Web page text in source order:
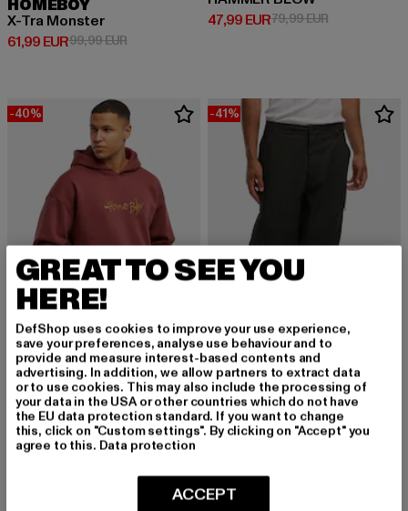
HOMEBOY
X-Tra Monster
61,99 EUR
Derzeitiger Preis: 61,99 EUR
99,99 EURAktionspreis: 99,99 EUR
47,99 EUR
Derzeitiger Preis: 47,99 EUR
79,99 EURAktionspreis:
-40%
HOMEBOY
PENCIL
53,99 EUR
Derzeitiger Preis: 53,99 EUR
89,99 EURAktionspreis: 89,99 EUR
-41%
HOMEBOY
58,99 EUR
Derzeitiger Preis: 58,99 EUR
99,99 EURAktionspreis:
-41%
GREAT TO SEE YOU
HERE!
DefShop uses cookies to improve your use experience,
save your preferences, analyse use behaviour and to
provide and measure interest-based contents and
advertising. In addition, we allow partners to extract data
or to use cookies. This may also include the processing of
your data in the USA or other countries which do not have
the EU data protection standard. If you want to change
this, click on "Custom settings". By clicking on "Accept" you
agree to this. Data protection
ACCEPT